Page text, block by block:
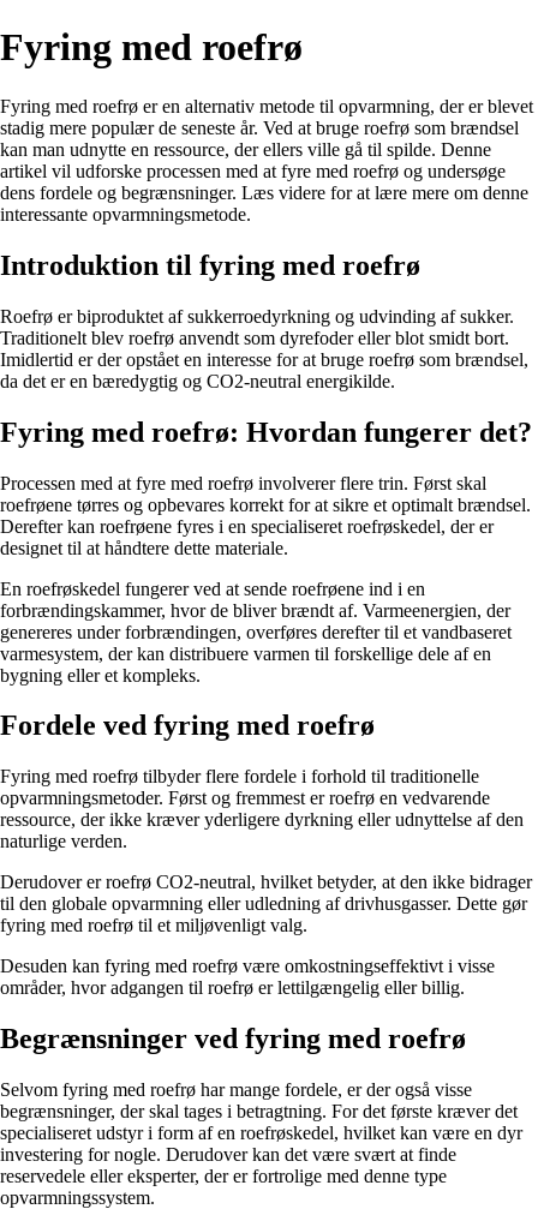
Fyring med roefrø
Fyring med roefrø er en alternativ metode til opvarmning, der er blevet
stadig mere populær de seneste år. Ved at bruge roefrø som brændsel
kan man udnytte en ressource, der ellers ville gå til spilde. Denne
artikel vil udforske processen med at fyre med roefrø og undersøge
dens fordele og begrænsninger. Læs videre for at lære mere om denne
interessante opvarmningsmetode.
Introduktion til fyring med roefrø
Roefrø er biproduktet af sukkerroedyrkning og udvinding af sukker.
Traditionelt blev roefrø anvendt som dyrefoder eller blot smidt bort.
Imidlertid er der opstået en interesse for at bruge roefrø som brændsel,
da det er en bæredygtig og CO2-neutral energikilde.
Fyring med roefrø: Hvordan fungerer det?
Processen med at fyre med roefrø involverer flere trin. Først skal
roefrøene tørres og opbevares korrekt for at sikre et optimalt brændsel.
Derefter kan roefrøene fyres i en specialiseret roefrøskedel, der er
designet til at håndtere dette materiale.
En roefrøskedel fungerer ved at sende roefrøene ind i en
forbrændingskammer, hvor de bliver brændt af. Varmeenergien, der
genereres under forbrændingen, overføres derefter til et vandbaseret
varmesystem, der kan distribuere varmen til forskellige dele af en
bygning eller et kompleks.
Fordele ved fyring med roefrø
Fyring med roefrø tilbyder flere fordele i forhold til traditionelle
opvarmningsmetoder. Først og fremmest er roefrø en vedvarende
ressource, der ikke kræver yderligere dyrkning eller udnyttelse af den
naturlige verden.
Derudover er roefrø CO2-neutral, hvilket betyder, at den ikke bidrager
til den globale opvarmning eller udledning af drivhusgasser. Dette gør
fyring med roefrø til et miljøvenligt valg.
Desuden kan fyring med roefrø være omkostningseffektivt i visse
områder, hvor adgangen til roefrø er lettilgængelig eller billig.
Begrænsninger ved fyring med roefrø
Selvom fyring med roefrø har mange fordele, er der også visse
begrænsninger, der skal tages i betragtning. For det første kræver det
specialiseret udstyr i form af en roefrøskedel, hvilket kan være en dyr
investering for nogle. Derudover kan det være svært at finde
reservedele eller eksperter, der er fortrolige med denne type
opvarmningssystem.